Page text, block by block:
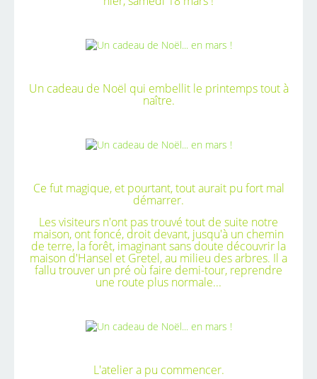
Un cadeau de Noël qui embellit le printemps tout à
naître.
Ce fut magique, et pourtant, tout aurait pu fort mal
démarrer.
Les visiteurs n'ont pas trouvé tout de suite notre
maison, ont foncé, droit devant, jusqu'à un chemin
de terre, la forêt, imaginant sans doute découvrir la
maison d'Hansel et Gretel, au milieu des arbres. Il a
fallu trouver un pré où faire demi-tour, reprendre
une route plus normale...
L'atelier a pu commencer.